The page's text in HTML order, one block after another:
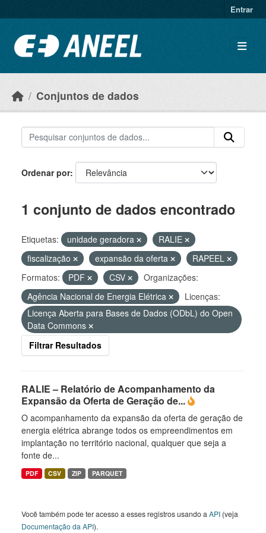
Entrar
Conjuntos de dados
Ordenar por
1 conjunto de dados encontrado
Etiquetas: unidade geradora
RALIE
fiscalização
expansão da oferta
RAPEEL
Formatos:
PDF CSV
Organizações:
Agência Nacional de Energia Elétrica
Licenças:
Licença Aberta para Bases de Dados (ODbL) do Open
Data Commons
Filtrar Resultados
RALIE – Relatório de Acompanhamento da
Expansão da Oferta de Geração de...
O acompanhamento da expansão da oferta de geração de
energia elétrica abrange todos os empreendimentos em
implantação no território nacional, qualquer que seja a
fonte de...
PDF CSV ZIP PARQUET
Você também pode ter acesso a esses registros usando a API (veja
Documentação da API).